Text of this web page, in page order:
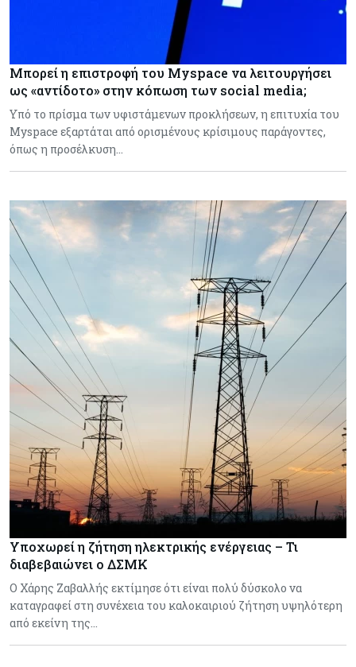
Μπορεί η επιστροφή του Myspace να λειτουργήσει
ως «αντίδοτο» στην κόπωση των social media;
Υπό το πρίσμα των υφιστάμενων προκλήσεων, η επιτυχία του
Myspace εξαρτάται από ορισμένους κρίσιμους παράγοντες,
όπως η προσέλκυση…
Υποχωρεί η ζήτηση ηλεκτρικής ενέργειας – Τι
διαβεβαιώνει ο ΔΣΜΚ
Ο Χάρης Ζαβαλλής εκτίμησε ότι είναι πολύ δύσκολο να
καταγραφεί στη συνέχεια του καλοκαιριού ζήτηση υψηλότερη
από εκείνη της…